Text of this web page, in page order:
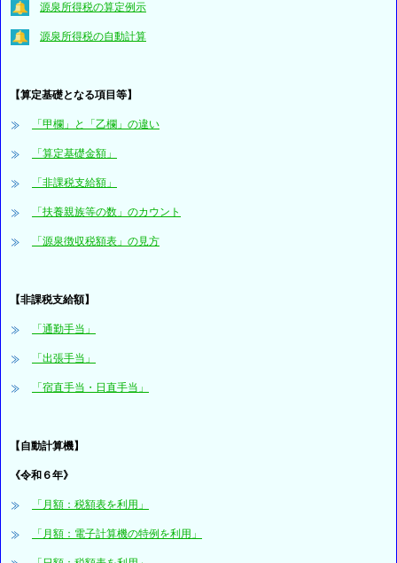
源泉所得税の算定例示
源泉所得税の自動計算
【算定基礎となる項目等】
「甲欄」と「乙欄」の違い
「算定基礎金額」
「非課税支給額」
「扶養親族等の数」のカウント
「源泉徴収税額表」の見方
【非課税支給額】
「通勤手当」
「出張手当」
「宿直手当・日直手当」
【自動計算機】
《令和６年》
「月額：税額表を利用」
「月額：電子計算機の特例を利用」